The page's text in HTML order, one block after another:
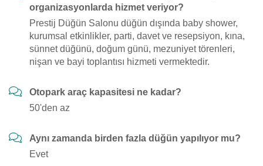
organizasyonlarda hizmet veriyor?
Prestij Düğün Salonu düğün dışında baby shower,
kurumsal etkinlikler, parti, davet ve resepsiyon, kına,
sünnet düğünü, doğum günü, mezuniyet törenleri,
nişan ve bayi toplantısı hizmeti vermektedir.
Otopark araç kapasitesi ne kadar?
50'den az
Aynı zamanda birden fazla düğün yapılıyor mu?
Evet